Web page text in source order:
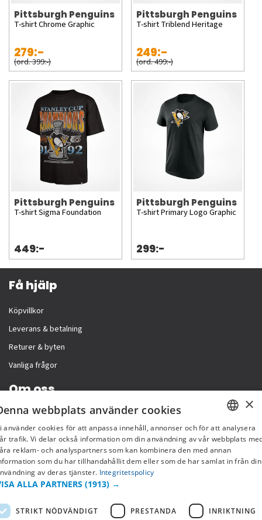
Pittsburgh Penguins
T-shirt Chrome Graphic
279:-
(ord. 399:-)
Pittsburgh Penguins
T-shirt Triblend Heritage
249:-
(ord. 499:-)
Pittsburgh Penguins
T-shirt Sigma Foundation
449:-
Pittsburgh Penguins
T-shirt Primary Logo Graphic
299:-
Få hjälp
Köpvillkor
Leverans & betalning
Returer & byten
Vanliga frågor
Om oss
Företagsinformation
SWEDISH
FI
×
webbplats använder cookies
använder cookies för att anpassa innehåll, annonser och för att analysera
trafik. Vi delar också information om din användning av vår webbplats
reklam- och analyspartners som kan kombinera den med annan
som du har tillhandahållit dem eller som de har samlat in från din
av deras tjänster. Integritetspolicy
ALLA PARTNERS (1913) →
STRIKT NÖDVÄNDIGT PRESTANDA INRIKTNING